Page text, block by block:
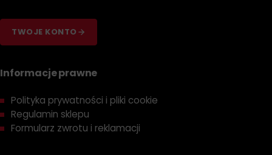
TWOJE KONTO
Informacje prawne
Polityka prywatności i pliki cookie
Regulamin sklepu
Formularz zwrotu i reklamacji